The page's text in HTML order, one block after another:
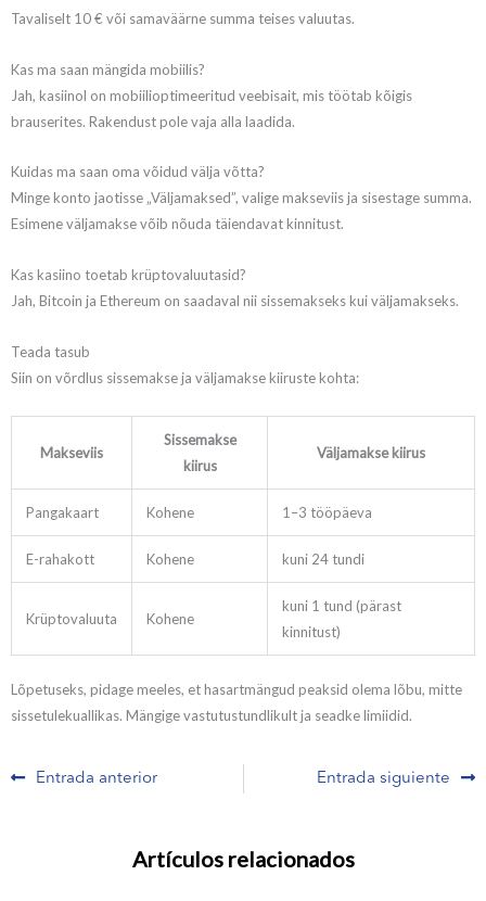
Tavaliselt 10 € või samaväärne summa teises valuutas.
Kas ma saan mängida mobiilis?
Jah, kasiinol on mobiilioptimeeritud veebisait, mis töötab kõigis
brauserites. Rakendust pole vaja alla laadida.
Kuidas ma saan oma võidud välja võtta?
Minge konto jaotisse „Väljamaksed”, valige makseviis ja sisestage summa.
Esimene väljamakse võib nõuda täiendavat kinnitust.
Kas kasiino toetab krüptovaluutasid?
Jah, Bitcoin ja Ethereum on saadaval nii sissemakseks kui väljamakseks.
Teada tasub
Siin on võrdlus sissemakse ja väljamakse kiiruste kohta:
Makseviis
Sissemakse
kiirus
Väljamakse kiirus
Pangakaart Kohene 1–3 tööpäeva
E-rahakott Kohene kuni 24 tundi
Krüptovaluuta Kohene
kuni 1 tund (pärast
kinnitust)
Lõpetuseks, pidage meeles, et hasartmängud peaksid olema lõbu, mitte
sissetulekuallikas. Mängige vastutustundlikult ja seadke limiidid.
Prev
Entrada anterior Entrada siguiente
Artículos relacionados